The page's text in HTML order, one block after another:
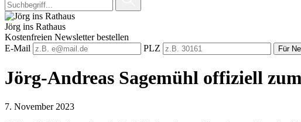
Jörg ins Rathaus
Kostenfreien Newsletter bestellen
E-Mail
PLZ Für
Jörg-Andreas Sagemühl offiziell
7. November 2023